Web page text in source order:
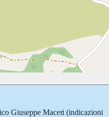
Giuseppe Maceri (indicazioni